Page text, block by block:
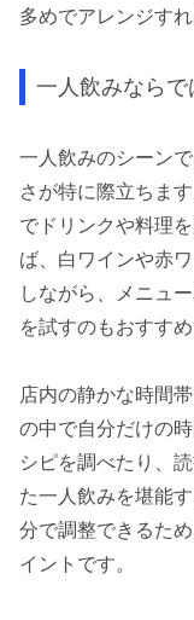
多めでアレンジす
一人飲みなら
一人飲みのシーン
さが特に際立ちま
でドリンクや料理
ば、白ワインや赤
しながら、メニュ
を試すのもおすすめ
店内の静かな時間
の中で自分だけの
シピを調べたり、
た一人飲みを堪能
分で調整できるた
イントです。